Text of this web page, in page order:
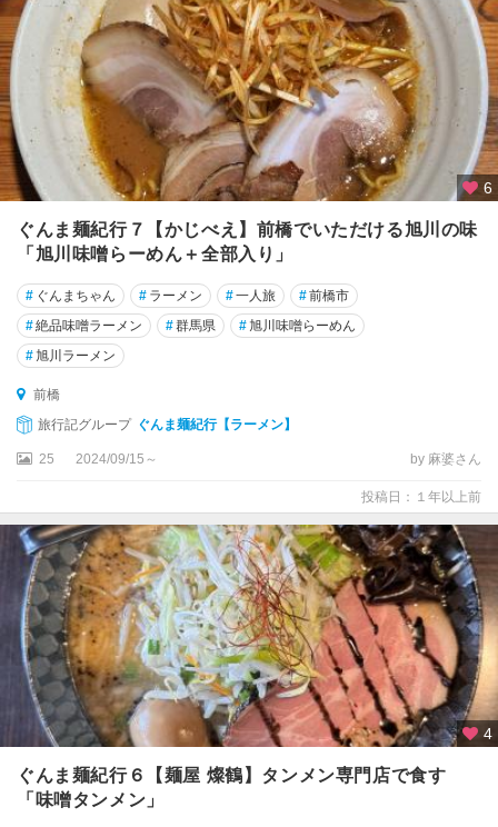
6
ぐんま麺紀行７【かじべえ】前橋でいただける旭川の味
「旭川味噌らーめん＋全部入り」
# ぐんまちゃん # ラーメン #一人旅 #前橋市
#絶品味噌ラーメン #群馬県 #旭川味噌らーめん
#旭川ラーメン
前橋
旅行記グループ ぐんま麺紀行【ラーメン】
25 2024/09/15～ by 麻婆さん
投稿日：１年以上前
4
ぐんま麺紀行６【麺屋 燦鶴】タンメン専門店で食す
「味噌タンメン」